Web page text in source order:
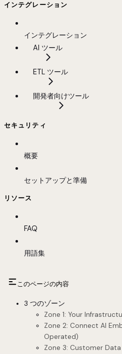
インテグレーション
インテグレーション
AI ツール
ETL ツール
開発者向けツール
セキュリティ
概要
セットアップと準備
リソース
FAQ
用語集
このページの内容
3 つのゾーン
Zone 1: Your
Zone 2: Connect AI
Operated)
Zone 3: Customer